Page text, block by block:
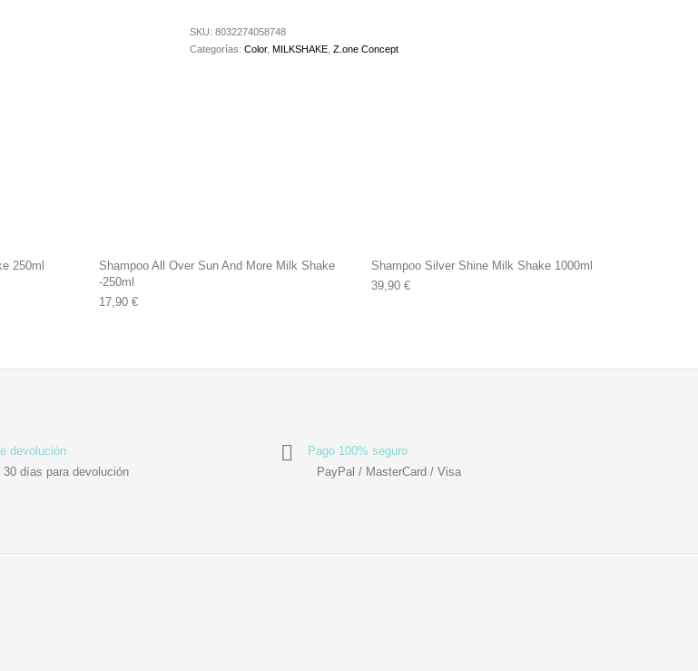
SKU: 8032274058748
Categorías: Color, MILKSHAKE Z.one Concept
250ml
Shampoo All Over Sun And More Milk Shake
-250ml
17,90 €
Shampoo Silver Shine Milk Shake 1000ml
39,90 €
devolución
30 días para devolución
Pago 100% seguro
PayPal / MasterCard / Visa